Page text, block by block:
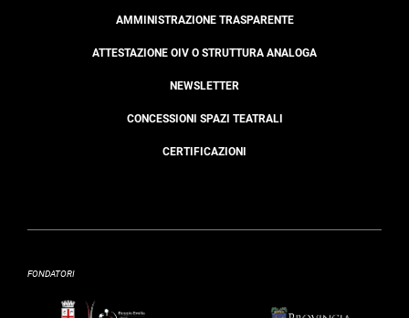
AMMINISTRAZIONE TRASPARENTE
ATTESTAZIONE OIV O STRUTTURA ANALOGA
NEWSLETTER
CONCESSIONI SPAZI TEATRALI
CERTIFICAZIONI
FONDATORI